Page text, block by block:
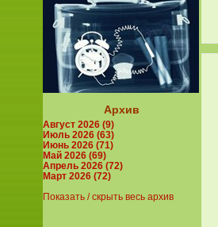
Архив
Август 2026 (9)
Июль 2026 (63)
Июнь 2026 (71)
Май 2026 (69)
Апрель 2026 (72)
Март 2026 (72)
Показать / скрыть весь архив